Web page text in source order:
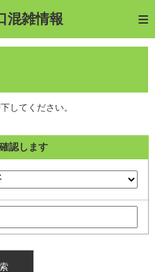
混雑情報
してください。
認します